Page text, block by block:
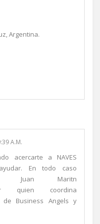
Argentina.
A.M.
acercarte a NAVES
En todo caso
Juan Maritn
quien coordina
de Business Angels y